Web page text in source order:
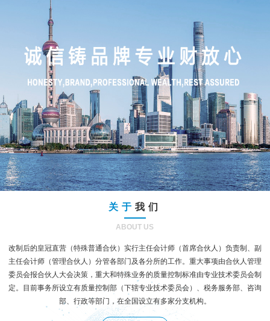
关于 我们
ABOUT US
改制后的皇冠直营（特殊普通合伙）实行主任会计师（首席合伙人）负责制、副
主任会计师（管理合伙人）分管各部门及各分所的工作。重大事项由合伙人管理
委员会报合伙人大会决策，重大和特殊业务的质量控制标准由专业技术委员会制
定。目前事务所设立有质量控制部（下辖专业技术委员会）、税务服务部、咨询
部、行政等部门，在全国设立有多家分支机构。